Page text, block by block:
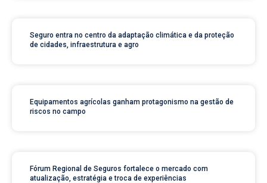
Seguro entra no centro da adaptação climática e da proteção
de cidades, infraestrutura e agro
Equipamentos agrícolas ganham protagonismo na gestão de
riscos no campo
Fórum Regional de Seguros fortalece o mercado com
atualização, estratégia e troca de experiências